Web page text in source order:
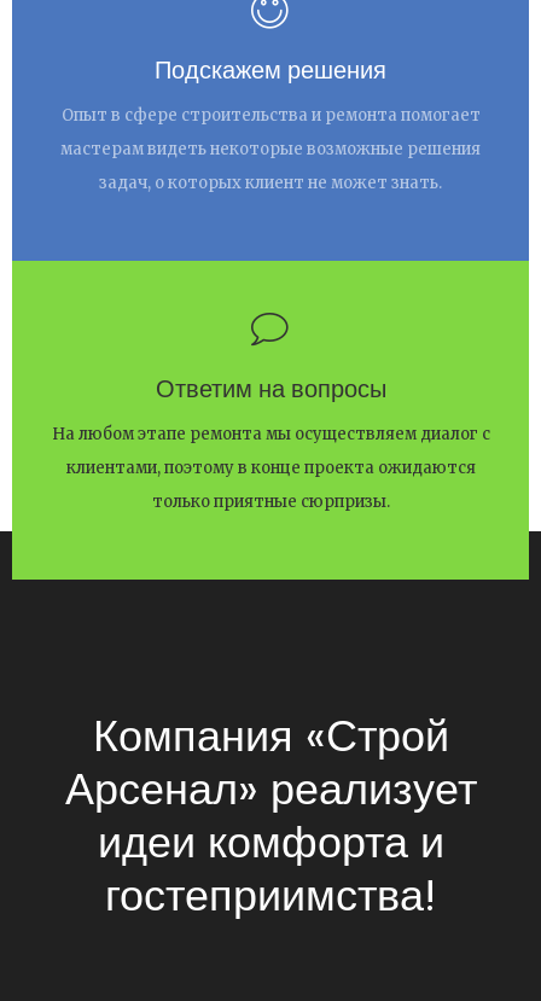
Подскажем решения
Опыт в сфере строительства и ремонта помогает
мастерам видеть некоторые возможные решения
задач, о которых клиент не может знать.
Ответим на вопросы
На любом этапе ремонта мы осуществляем диалог с
клиентами, поэтому в конце проекта ожидаются
только приятные сюрпризы.
Компания «Строй
Арсенал» реализует
идеи комфорта и
гостеприимства!